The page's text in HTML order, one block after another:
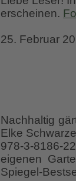
erscheinen.
25. Februar
Nachhaltig
Elke
978-3-8186-
eigenen
Spiegel-